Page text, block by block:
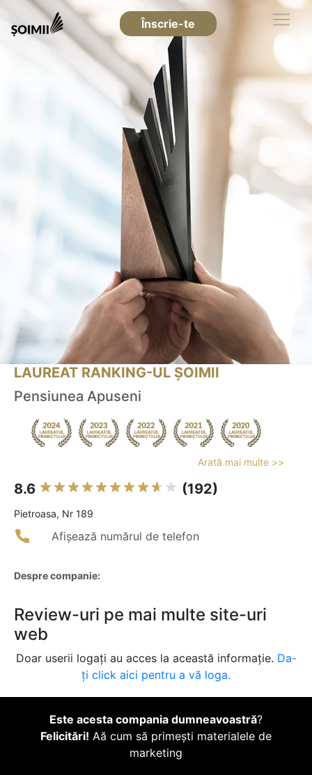
Înscrie-te
LAUREAT RANKING-UL ȘOIMII
Pensiunea Apuseni
Arată mai multe >>
8.6 (192)
Pietroasa, Nr 189
Afișează numărul de telefon
Despre companie:
Review-uri pe mai multe site-uri
web
Doar userii logați au acces la această informație. Da-
ți click aici pentru a vă loga.
Este acesta compania dumneavoastră?
Felicitări! Aă cum să primești materialele de
marketing